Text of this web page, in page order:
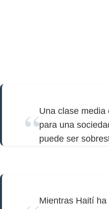
Una clase media
para una
puede ser
Mientras Haití